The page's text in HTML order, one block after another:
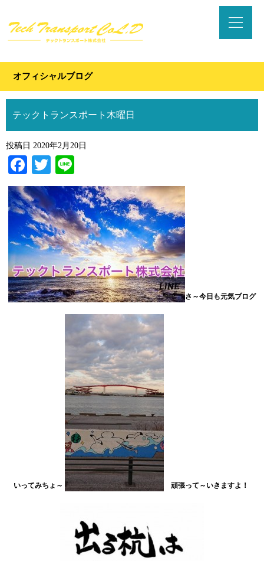
オフィシャルブログ
テックトランスポート木曜日
投稿日 2020年2月20日
Facebook
Twitter
さ～今日も元気ブログ
いってみちょ～ 頑張って～いきますよ！